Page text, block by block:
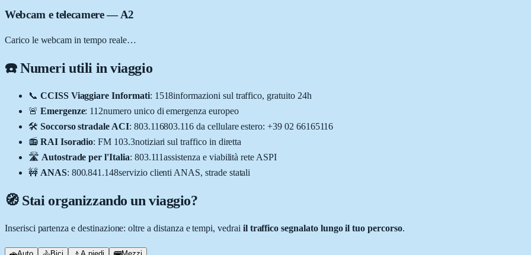
Webcam e telecamere— A2
Carico le webcam in tempo reale…
☎️ Numeri utili in viaggio
📞 CCISS Viaggiare Informati: 1518informazioni sul traffico, gratuito 24h
🚨 Emergenze: 112numero unico di emergenza europeo
🛠️ Soccorso stradale ACI: 803.116803.116 da cellulare estero: +39 02 66165116
📻 RAI Isoradio: FM 103.3notiziari sul traffico in diretta
🛣️ Autostrade per l'Italia: 803.111assistenza e viabilità rete ASPI
🚧 ANAS: 800.841.148servizio clienti ANAS, strade statali
🧭 Stai organizzando un viaggio?
Inserisci partenza e destinazione: oltre a distanza e tempi, vedrai il traffico segnalato lungo il tuo percorso.